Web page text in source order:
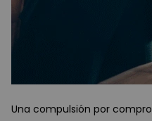
Una compulsión por